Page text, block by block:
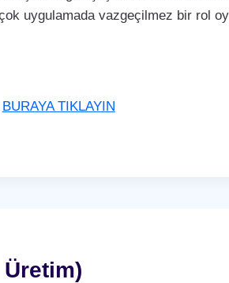
uygulamada vazgeçilmez bir rol
BURAYA TIKLAYIN